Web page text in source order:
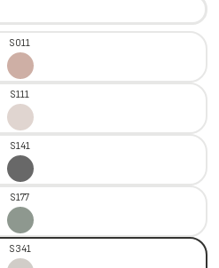
S011
S111
S141
S177
S341